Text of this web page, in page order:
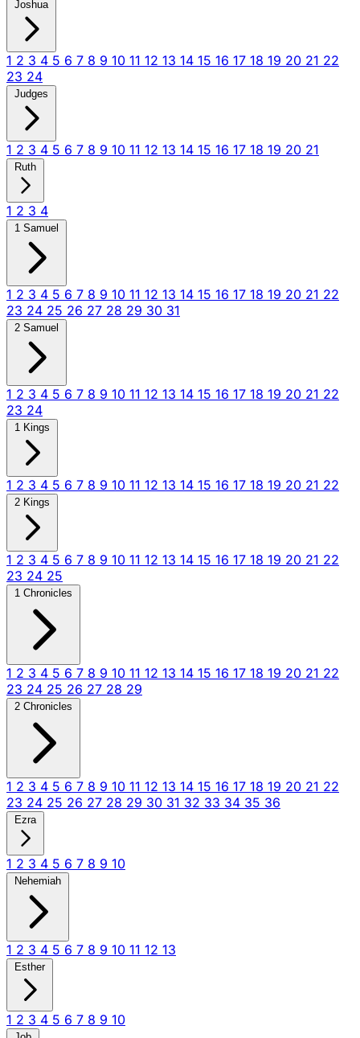
Joshua
1 2 3 4 5 6 7 8 9 10 11 12 13 14 15 16 17 18 19 20 21 22
23 24
Judges
1 2 3 4 5 6 7 8 9 10 11 12 13 14 15 16 17 18 19 20 21
Ruth
1 2 3 4
1 Samuel
1 2 3 4 5 6 7 8 9 10 11 12 13 14 15 16 17 18 19 20 21 22
23 24 25 26 27 28 29 30 31
2 Samuel
1 2 3 4 5 6 7 8 9 10 11 12 13 14 15 16 17 18 19 20 21 22
23 24
1 Kings
1 2 3 4 5 6 7 8 9 10 11 12 13 14 15 16 17 18 19 20 21 22
2 Kings
1 2 3 4 5 6 7 8 9 10 11 12 13 14 15 16 17 18 19 20 21 22
23 24 25
1 Chronicles
1 2 3 4 5 6 7 8 9 10 11 12 13 14 15 16 17 18 19 20 21 22
23 24 25 26 27 28 29
2 Chronicles
1 2 3 4 5 6 7 8 9 10 11 12 13 14 15 16 17 18 19 20 21 22
23 24 25 26 27 28 29 30 31 32 33 34 35 36
Ezra
1 2 3 4 5 6 7 8 9 10
Nehemiah
1 2 3 4 5 6 7 8 9 10 11 12 13
Esther
1 2 3 4 5 6 7 8 9 10